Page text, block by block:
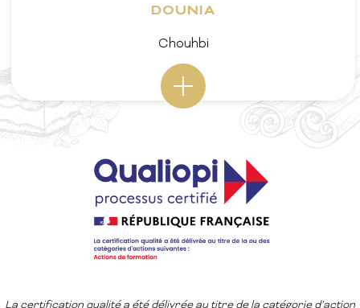
DOUNIA
Chouhbi
La certification qualité a été délivrée au titre de la catégorie d’action